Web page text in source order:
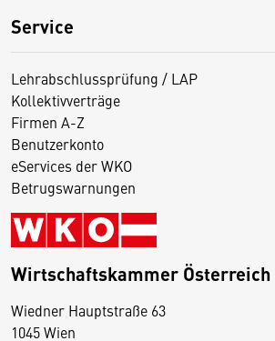
Service
Lehrabschlussprüfung / LAP
Kollektivverträge
Firmen A-Z
Benutzerkonto
eServices der WKO
Betrugswarnungen
Wirtschaftskammer Österreich
Wiedner Hauptstraße 63
1045 Wien
D